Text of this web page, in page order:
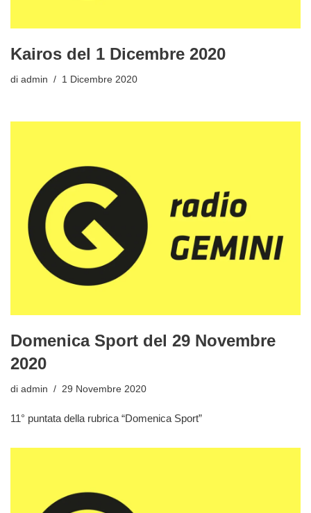
Kairos del 1 Dicembre 2020
di admin 1 Dicembre 2020
Domenica Sport del 29 Novembre
2020
di admin 29 Novembre 2020
11° puntata della rubrica “Domenica Sport”